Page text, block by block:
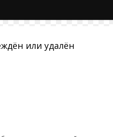
или удалён